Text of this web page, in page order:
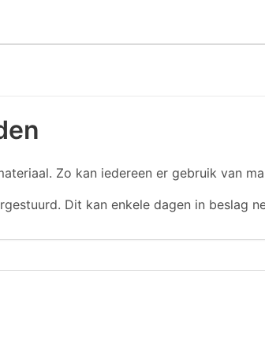
Zo kan iedereen er gebruik van
Dit kan enkele dagen in beslag